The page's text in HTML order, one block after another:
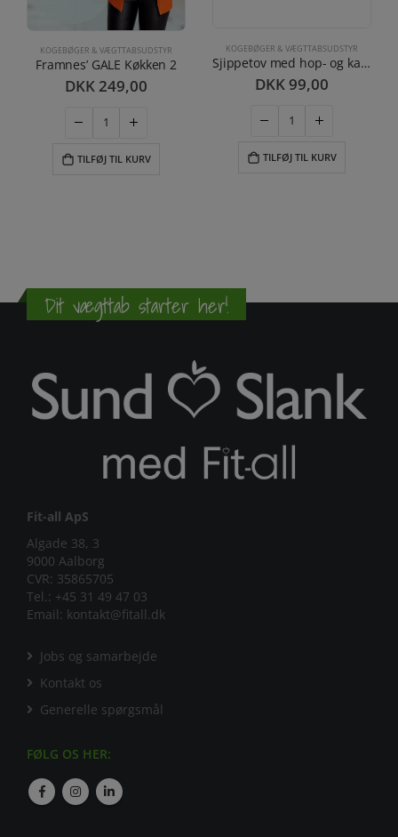
KOGEBØGER & VÆGTTABSUDSTYR
Framnes’ GALE Køkken 2
DKK 249,00
TILFØJ TIL KURV
KOGEBØGER & VÆGTTABSUDSTYR
Sjippetov med hop- og kalorietæller
DKK99,00
TILFØJ TIL KURV
Dit vægttab starter her!
Fit-all ApS
Algade 38, 3
9000 Aalborg
Tel.: +45 31 49 47 03
Email: kontakt@fitall.dk
Jobs og samarbejde
Kontakt os
Generelle spørgsmål
FØLG OS HER: